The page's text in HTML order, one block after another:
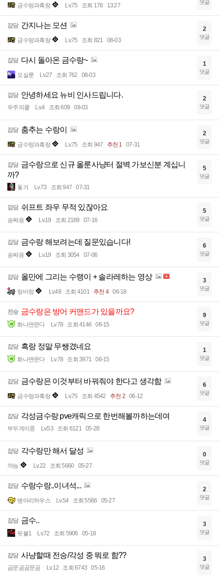
금수랑과흑랑 Lv.75 조회 178 13:27 댓글
잡담 간지나는 모션
금수랑과흑랑 Lv.75 조회 821 08-03
2
댓글
잡담 다시 돌아온 금수랑~
오실룬 Lv.27 조회 762 08-03
1
댓글
잡담 안녕하세요 뉴비 인사드립니다.
우주의쿨 Lv.4 조회 609 08-03
2
댓글
잡담 춤추는 수랑이
금수랑과흑랑 Lv.75 조회 947 추천 1 07-31
2
댓글
잡담 금수랑으로 신규 올룬사냥터 절벽 가보신분 계십니
까?
돛거 Lv.73 조회 947 07-31
5
댓글
잡담 쉬프트 좌우 무적 있잖아요
송쨔응 Lv.19 조회 2169 07-16
5
댓글
잡담 금수랑 해보려는데 질문있습니다!
송쨔응 Lv.19 조회 3054 07-06
6
댓글
잡담 올만에 그리는 수랭이 + 솔라레하는 영상
랑비랑 Lv.48 조회 4101 추천 4 06-18
3
댓글
전승 금수랑은 방어 커맨드가 있을까요?
화나면문다 Lv.78 조회 4146 06-15
9
댓글
잡담 흑랑 정말 무쌩겼네요
화나면문다 Lv.78 조회 3971 06-15
1
댓글
잡담 금수랑은 이것부터 바꿔줘야 한다고 생각함
금수랑과흑랑 Lv.75 조회 4542 추천 2 06-12
6
댓글
잡담 각성금수랑 pve캐릭으로 한번해볼까하는데여
부두게이중 Lv.53 조회 6121 05-28
4
댓글
잡담 각수랑만 해서 달성
꺄능 Lv.22 조회 5660 05-27
0
댓글
잡담 수랑수랑..이녀석...
병아리하우스 Lv.54 조회 5566 05-27
2
댓글
잡담 금수..
핏불1 Lv.72 조회 5906 05-18
3
댓글
잡담 사냥할때 전승/각성 중 뭐로 함??
곰문곰곰문곰 Lv.12 조회 6743 05-16
3
댓글